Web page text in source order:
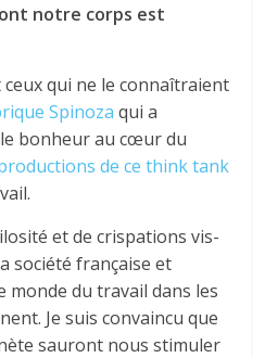
notre corps est
ceux qui ne le connaîtraient
Spinoza qui a
bonheur au cœur du
de ce think tank
et de crispations vis-
société française et
monde du travail dans les
Je suis convaincu que
sauront nous stimuler